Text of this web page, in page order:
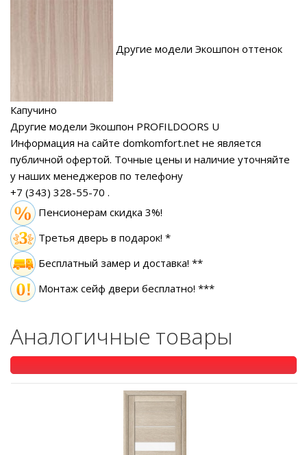
Другие модели Экошпон оттенок
Капучино
Другие модели Экошпон PROFILDOORS U
Информация на сайте domkomfort.net не является
публичной офертой. Точные цены и наличие уточняйте
у наших менеджеров по телефону
+7 (343) 328-55-70 .
Пенсионерам скидка 3%!
Третья дверь в подарок! *
Бесплатный замер и доставка! **
Монтаж сейф двери бесплатно! ***
Аналогичные товары